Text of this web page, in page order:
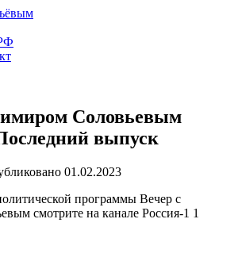
Соловьевым
выпуск
01.02.2023
программы Вечер с
смотрите на канале Россия-1 1